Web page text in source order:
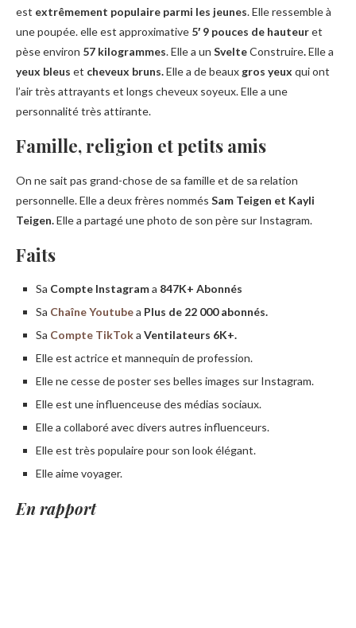
est extrêmement populaire parmi les jeunes. Elle ressemble à
une poupée. elle est approximative 5′ 9 pouces de hauteuret
pèse environ 57 kilogrammes. Elle a un SvelteConstruire.Elle a
yeux bleus et cheveux bruns.Elle a de beauxgros yeuxqui ont
l’air très attrayants et longs cheveux soyeux. Elle a une
personnalité très attirante.
Famille, religion et petits amis
On ne sait pas grand-chose de sa famille et de sa relation
personnelle. Elle a deux frères nommés Sam Teigen et Kayli
Teigen.Elle a partagé une photo de son père sur Instagram.
Faits
Sa Compte Instagrama 847K+ Abonnés
Sa Chaîne Youtubea Plus de 22 000 abonnés.
Sa Compte TikToka Ventilateurs 6K+.
Elle est actrice et mannequin de profession.
Elle ne cesse de poster ses belles images sur Instagram.
Elle est une influenceuse des médias sociaux.
Elle a collaboré avec divers autres influenceurs.
Elle est très populaire pour son look élégant.
Elle aime voyager.
En rapport